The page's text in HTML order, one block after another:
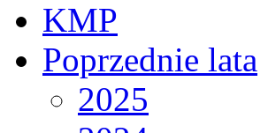
KMP
Poprzednie lata
2025